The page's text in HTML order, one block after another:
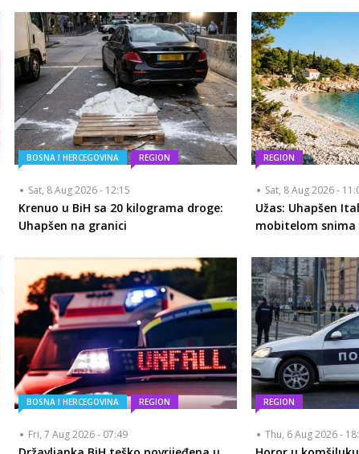
BOSNA I HERCEGOVINA REGION
Sat, 8 Aug 2026 - 12:15
Krenuo u BiH sa 20 kilograma droge:
Uhapšen na granici
REGION
Sat, 8 Aug 2026 -
Užas: Uhapšen
mobitelom snima
BOSNA I HERCEGOVINA REGION
Fri, 7 Aug 2026 - 07:49
REGION
Thu, 6 Aug 2026 -